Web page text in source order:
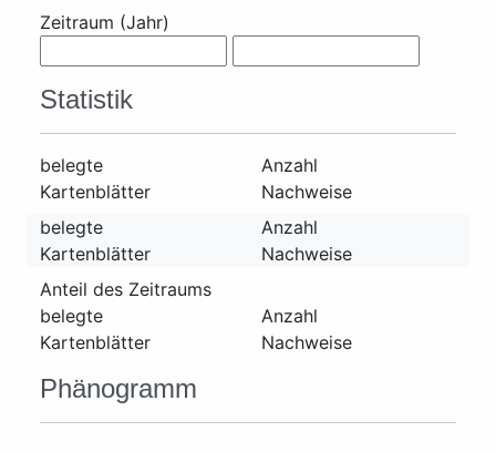
Zeitraum (Jahr)
Statistik
belegte
Kartenblätter
Anzahl
Nachweise
belegte
Kartenblätter
Anzahl
Nachweise
Anteil des Zeitraums
belegte
Kartenblätter
Anzahl
Nachweise
Phänogramm